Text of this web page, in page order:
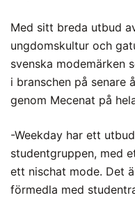
Med sitt breda utbud
ungdomskultur och
svenska
i branschen på senare
genom Mecenat på
-Weekday har ett
studentgruppen, med
ett nischat mode. Det
förmedla med